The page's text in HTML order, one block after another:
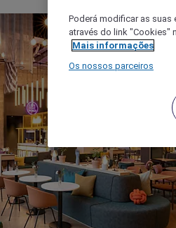
Poderá modificar as suas
através do link "Cookies"
Mais informações
Os nossos parceiros